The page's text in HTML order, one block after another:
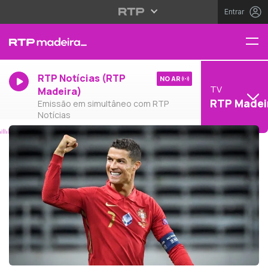
Entrar
RTP Notícias (RTP
Madeira)
Emissão em simultâneo com RTP
Notícias
NO AR
TV
RTP